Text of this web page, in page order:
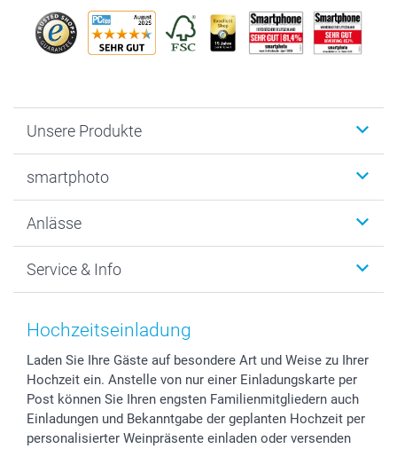
Unsere Produkte
Fotogeschenke
MyNameBook
Fotoabzüge, Fotos als Buch & Poster
Zubehör & Material
Sticker & Etiketten
Geschenk-Gutscheine (PDF)
smartphoto
Warum smartphoto
Datenschutz
AGB
Presse
Partnerprogramme
Investor Relations
B2B smartbusiness
Anlässe
Neujahr
Muttertag
Kommunion & Konfirmation
Hochzeit
Geburtstag
Geburt
Service & Info
Anmelden /Registrieren
Lieferfristen
72h Lieferung
Zahlungsmöglichkeiten
Sitemap
Hochzeitseinladung
Laden Sie Ihre Gäste auf besondere Art und Weise zu Ihrer
Hochzeit ein. Anstelle von nur einer Einladungskarte per
Post können Sie Ihren engsten Familienmitgliedern auch
Einladungen und Bekanntgabe der geplanten Hochzeit per
personalisierter Weinpräsente einladen oder versenden